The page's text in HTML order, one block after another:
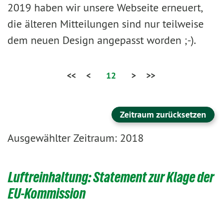
2019 haben wir unsere Webseite erneuert,
die älteren Mitteilungen sind nur teilweise
dem neuen Design angepasst worden ;-).
<< < 12 > >>
Zeitraum zurücksetzen
Ausgewählter Zeitraum: 2018
Luftreinhaltung: Statement zur Klage der
EU-Kommission